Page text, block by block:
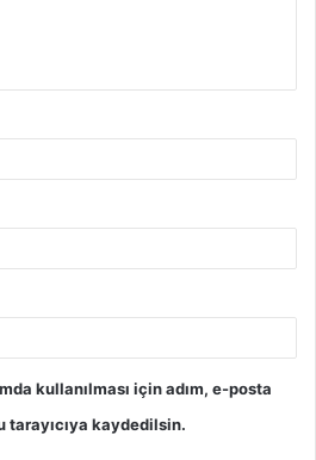
kullanılması için adım, e-posta
tarayıcıya kaydedilsin.